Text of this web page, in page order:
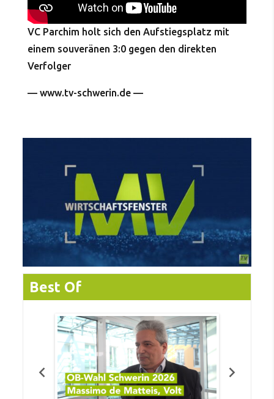
VC Parchim holt sich den Aufstiegsplatz mit
einem souveränen 3:0 gegen den direkten
Verfolger
— www.tv-schwerin.de —
Best Of